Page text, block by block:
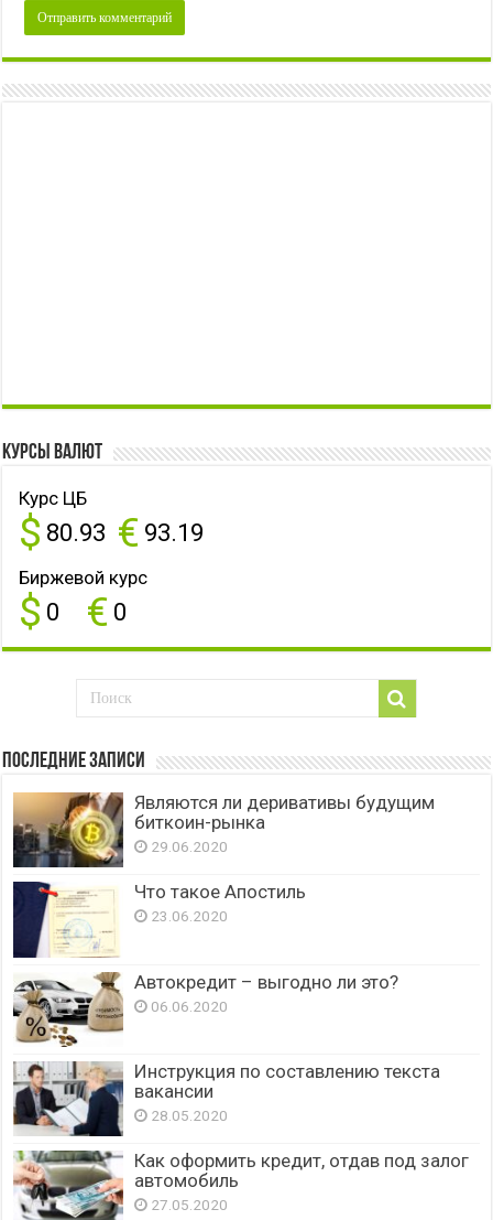
Курсы валют
Курс ЦБ
$ 80.93 € 93.19
Биржевой курс
$ 0 € 0
Последние записи
Являются ли деривативы будущим
биткоин-рынка
29.06.2020
Что такое Апостиль
23.06.2020
Автокредит – выгодно ли это?
06.06.2020
Инструкция по составлению текста
вакансии
28.05.2020
Как оформить кредит, отдав под залог
автомобиль
27.05.2020